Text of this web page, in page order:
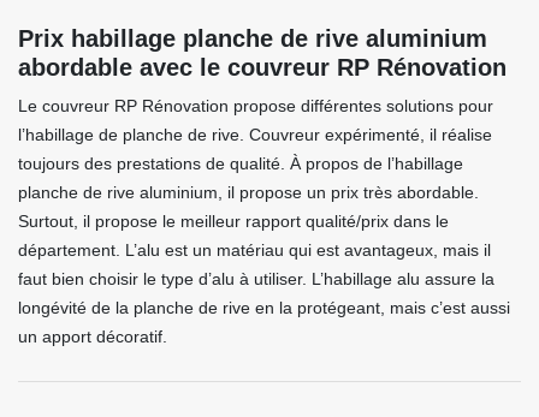
Prix habillage planche de rive aluminium
abordable avec le couvreur RP Rénovation
Le couvreur RP Rénovation propose différentes solutions pour
l’habillage de planche de rive. Couvreur expérimenté, il réalise
toujours des prestations de qualité. À propos de l’habillage
planche de rive aluminium, il propose un prix très abordable.
Surtout, il propose le meilleur rapport qualité/prix dans le
département. L’alu est un matériau qui est avantageux, mais il
faut bien choisir le type d’alu à utiliser. L’habillage alu assure la
longévité de la planche de rive en la protégeant, mais c’est aussi
un apport décoratif.